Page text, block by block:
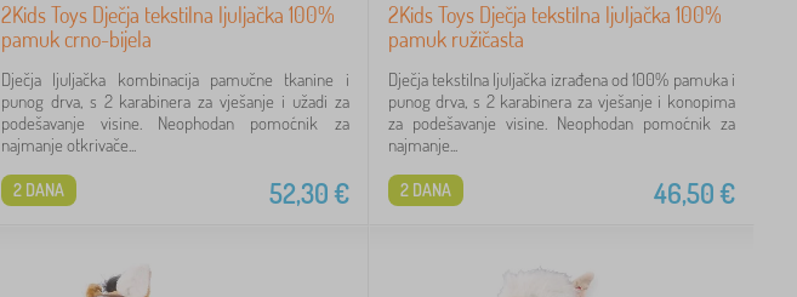
2Kids Toys Dječja tekstilna ljuljačka 100%
pamuk crno-bijela
Dječja ljuljačka kombinacija pamučne tkanine i
punog drva, s 2 karabinera za vješanje i užadi za
podešavanje visine. Neophodan pomoćnik za
najmanje otkrivače...
52,30€
2 DANA
2Kids Toys Dječja tekstilna ljuljačka 100%
pamuk ružičasta
Dječja tekstilna ljuljačka izrađena od 100% pamuka i
punog drva, s 2 karabinera za vješanje i konopima
za podešavanje visine. Neophodan pomoćnik za
najmanje...
46,50€
2 DANA